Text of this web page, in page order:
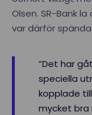
Olsen. SR-Bank
var därför
”Det har
speciella
kopplade
mycket bra